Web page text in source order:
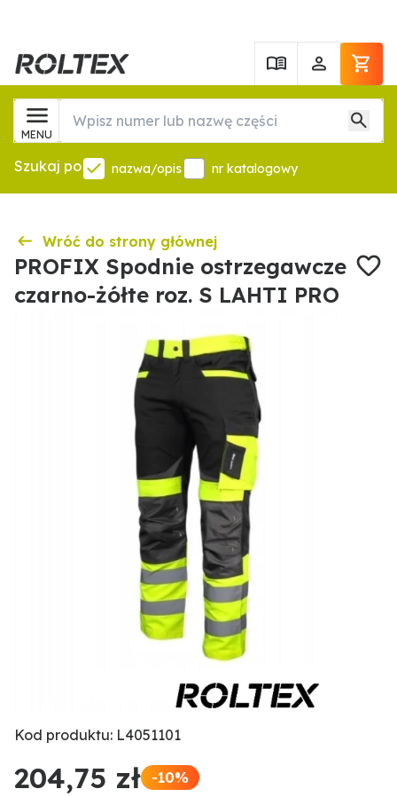
MENU
Szukaj po nazwa/opis nr katalogowy
Wróć do strony głównej
PROFIX Spodnie ostrzegawcze
czarno-żółte roz. S LAHTI PRO
Kod produktu: L4051101
204,75 zł -10%